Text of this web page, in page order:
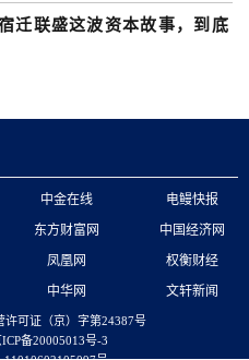
迁联盛这波资本故事，到底
中金在线
电鳗快报
东方财富网
中国经济网
凤凰网
权衡财经
中华网 文轩新闻
许可证（京）字第24387号
备20005013号-3